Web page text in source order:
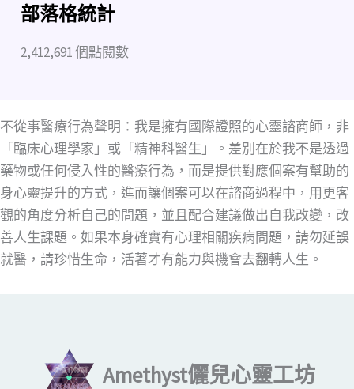
部落格統計
2,412,691 個點閱數
不從事醫療行為聲明：我是擁有國際證照的心靈諮商師，非
「臨床心理學家」或「精神科醫生」。差別在於我不是透過
藥物或任何侵入性的醫療行為，而是提供對應個案有幫助的
身心靈提升的方式，進而讓個案可以在諮商過程中，用更客
觀的角度分析自己的問題，並且配合建議做出自我改變，改
善人生課題。如果本身確實有心理相關疾病問題，請勿延誤
就醫，請珍惜生命，活著才有能力與機會去翻轉人生。
Amethyst儷兒心靈工坊